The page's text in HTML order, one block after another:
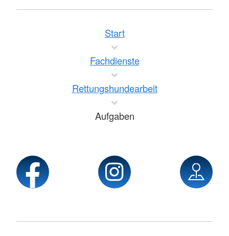
Start
Fachdienste
Rettungshundearbeit
Aufgaben